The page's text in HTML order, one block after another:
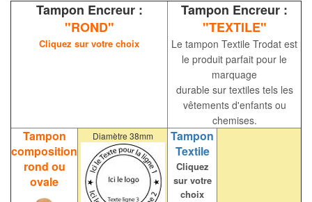
Tampon Encreur :
"ROND"
Cliquez sur votre choix
Tampon Encreur :
"TEXTILE"
Le tampon Textile Trodat est
le produit parfait pour le
marquage
durable sur textiles tels les
vêtements d'enfants ou
chemises.
Tampon
composition
rond ou
ovale
Diamètre 38mm
Tampon
Textile
Cliquez
sur votre
choix